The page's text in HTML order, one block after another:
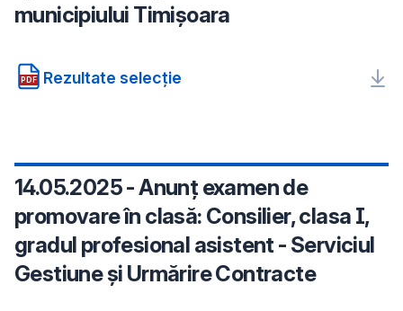
municipiului Timișoara
PDF Rezultate selecție
14.05.2025 - Anunț examen de
promovare în clasă: Consilier, clasa I,
gradul profesional asistent - Serviciul
Gestiune și Urmărire Contracte